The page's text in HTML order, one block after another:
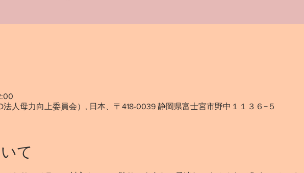
法人母力向上委員会）, 日本、〒418-0039 静岡県富士宮市野中１１３６−５
て